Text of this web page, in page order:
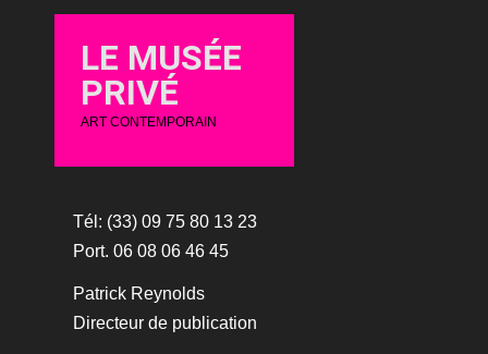
LE MUSÉE
PRIVÉ
ART CONTEMPORAIN
Tél: (33) 09 75 80 13 23
Port. 06 08 06 46 45
Patrick Reynolds
Directeur de publication